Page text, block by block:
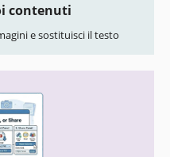
contenuti
e sostituisci il testo